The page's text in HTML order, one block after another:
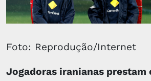
Foto: Reprodução/Internet
Jogadoras iranianas